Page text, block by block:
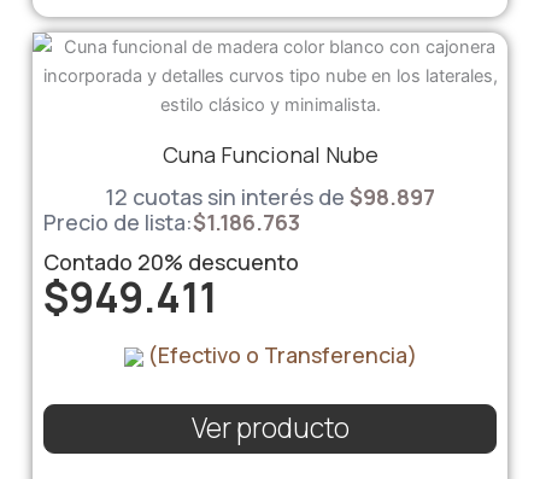
Cuna Funcional Nube
12 cuotas sin interés de $98.897
Precio de lista:$1.186.763
Contado 20% descuento
$949.411
(Efectivo o Transferencia)
Ver producto